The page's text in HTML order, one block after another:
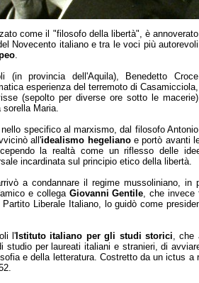
come il "filosofo della libertà", è annoverato
Novecento italiano e tra le voci più autorevoli
.
(in provincia dell'Aquila), Benedetto Croce
esperienza del terremoto di Casamicciola,
(sepolto per diverse ore sotto le macerie)
sorella Maria.
specifico al marxismo, dal filosofo Antonio
all'idealismo hegelianoe portò avanti
la realtà come un riflesso delle
incardinata sul principio etico della libertà.
a condannare il regime mussoliniano, in
e collega Giovanni Gentile, che invece
Liberale Italiano, lo guidò come
l' Istituto italiano per gli studi storici, che
studio per laureati italiani e stranieri, di
e della letteratura. Costretto da un ictus